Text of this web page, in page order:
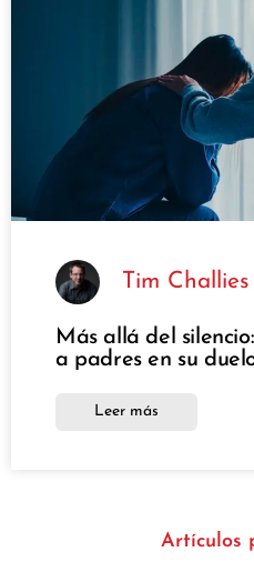
Tim Challies
Más allá del
a padres en su
Leer más
Artículos